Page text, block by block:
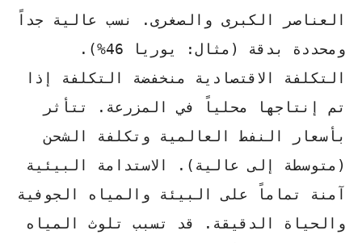
العناصر الكبرى والصغرى. نسب عالية جداً
ومحددة بدقة (مثال: يوريا 46%).
التكلفة الاقتصادية منخفضة التكلفة إذا
تم إنتاجها محلياً في المزرعة. تتأثر
بأسعار النفط العالمية وتكلفة الشحن
(متوسطة إلى عالية).
الاستدامة البيئية
آمنة تماماً على البيئة والمياه الجوفية
والحياة الدقيقة. قد تسبب تلوث المياه